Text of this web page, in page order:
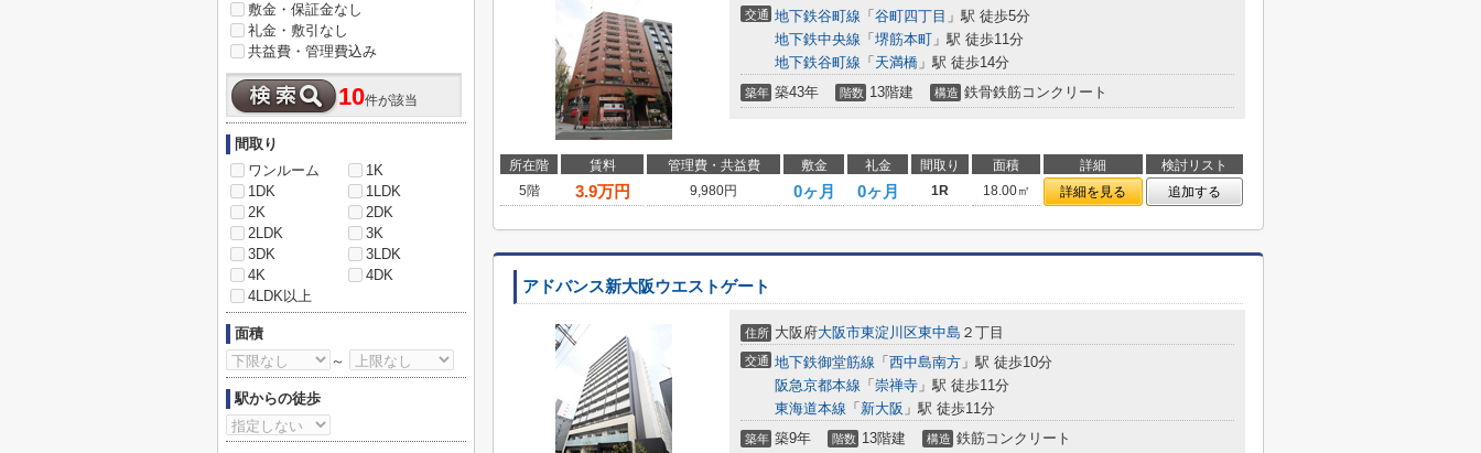
交通 地下鉄谷町線 「 谷町四丁目 」駅 徒歩5分
地下鉄中央線 「 堺筋本町 」駅 徒歩11分
地下鉄谷町線 「 天満橋 」駅 徒歩14分
築年 築43年 階数 13階建 構造 鉄骨鉄筋コンクリート
所在階 賃料 管理費・共益費 敷金 礼金 間取り 面積 詳細
検討リスト
5階
3.9万円 9,980円 0ヶ月 0ヶ月 1R 18.00㎡ 詳細を見る 追加する
アドバンス新大阪ウエストゲート
住所 大阪府大阪市東淀川区東中島 ２丁目
交通 地下鉄御堂筋線 「 西中島南方 」駅 徒歩10分
阪急京都本線 「 崇禅寺 」駅 徒歩11分
東海道本線 「 新大阪 」駅 徒歩11分
築年 築9年 階数 13階建 構造 鉄筋コンクリート
敷金・保証金なし
礼金・敷引なし
共益費・管理費込み
10件が該当
間取り
ワンルーム
1K
1DK
1LDK
2K
2DK
2LDK
3K
3DK
3LDK
4K
4DK
4LDK以上
面積
～
駅からの徒歩